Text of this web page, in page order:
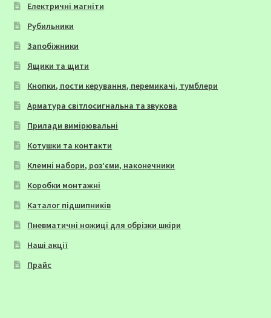
Електричні магніти
Рубильники
Запобіжники
Ящики та щити
Кнопки, пости керування, перемикачі, тумблери
Арматура світлосигнальна та звукова
Прилади вимірювальні
Котушки та контакти
Клемні набори, роз’єми, наконечники
Коробки монтажні
Каталог підшипників
Пневматичні ножиці для обрізки шкіри
Наші акції
Прайс